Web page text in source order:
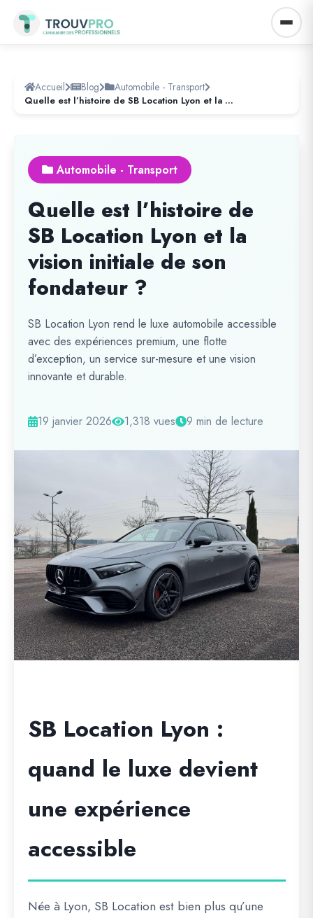
Accueil Blog Automobile - Transport
Quelle est l’histoire de SB Location Lyon et la vision initiale de son fondateur ?
Automobile - Transport
Quelle est l’histoire de
SB Location Lyon et la
vision initiale de son
fondateur ?
SB Location Lyon rend le luxe automobile accessible
avec des expériences premium, une flotte
d’exception, un service sur-mesure et une vision
innovante et durable.
19 janvier 2026 1,318 vues 9 min de lecture
SB Location Lyon :
quand le luxe devient
une expérience
accessible
Née à Lyon, SB Location est bien plus qu’une